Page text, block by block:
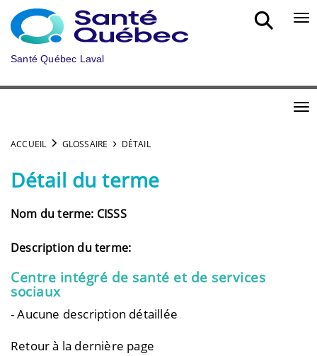
Aller au menu principal
Santé Québec Laval
ACCUEIL GLOSSAIRE DÉTAIL
Détail du terme
Nom du terme: CISSS
Description du terme:
Centre intégré de santé et de services
sociaux
- Aucune description détaillée
Retour à la dernière page